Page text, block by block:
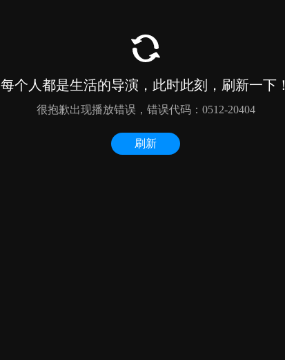
每个人都是生活的导演，此时此刻，刷新一下！
很抱歉出现播放错误，错误代码：0512-20404
刷新